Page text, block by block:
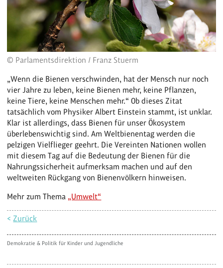
© Parlamentsdirektion / Franz Stuerm
„Wenn die Bienen verschwinden, hat der Mensch nur noch
vier Jahre zu leben, keine Bienen mehr, keine Pflanzen,
keine Tiere, keine Menschen mehr.“ Ob dieses Zitat
tatsächlich vom Physiker Albert Einstein stammt, ist unklar.
Klar ist allerdings, dass Bienen für unser Ökosystem
überlebenswichtig sind. Am Weltbienentag werden die
pelzigen Vielflieger geehrt. Die Vereinten Nationen wollen
mit diesem Tag auf die Bedeutung der Bienen für die
Nahrungssicherheit aufmerksam machen und auf den
weltweiten Rückgang von Bienenvölkern hinweisen.
Mehr zum Thema „Umwelt“
<Zurück
Demokratie & Politik für Kinder und Jugendliche